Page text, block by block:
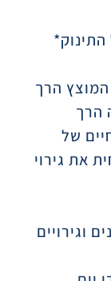
המוצץ הרך
הרך
של
את גירוי
וגירויים